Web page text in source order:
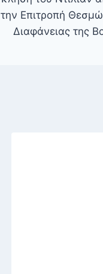
Επιτροπή
Διαφάνειας της